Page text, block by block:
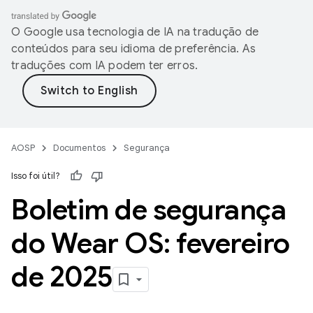
O Google usa tecnologia de IA na tradução de
conteúdos para seu idioma de preferência. As
traduções com IA podem ter erros.
AOSP Documentos Segurança
Isso foi útil?
Boletim de segurança
do Wear OS: fevereiro
de 2025